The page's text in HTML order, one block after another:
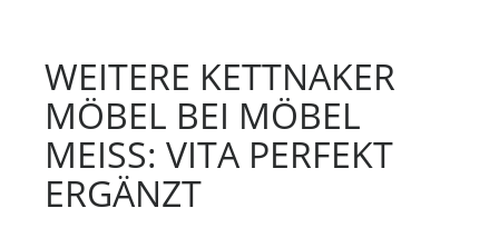
WEITERE KETTNAKER
MÖBEL BEI MÖBEL
MEISS: VITA PERFEKT
ERGÄNZT